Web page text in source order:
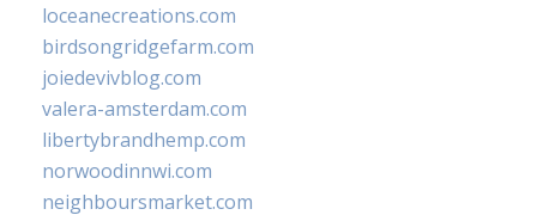
loceanecreations.com
birdsongridgefarm.com
joiedevivblog.com
valera-amsterdam.com
libertybrandhemp.com
norwoodinnwi.com
neighboursmarket.com